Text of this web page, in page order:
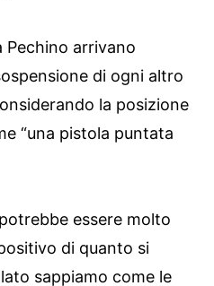
Pechino arrivano
di ogni altro
la posizione
“una pistola puntata
essere molto
di quanto si
sappiamo come le